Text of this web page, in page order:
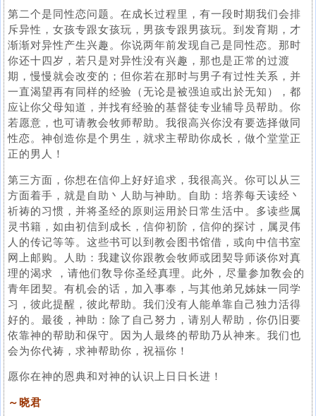
第二个是同性恋问题。在成长过程里，有一段时期我们会排
斥异性，女孩专跟女孩玩，男孩专跟男孩玩。到发育期，才
渐渐对异性产生兴趣。你说两年前发现自己是同性恋。那时
你还十四岁，若只是对异性没有兴趣，那也是正常的过渡
期，慢慢就会改变的；但你若在那时与男子有过性关系，并
一直渴望再有同样的经验（无论是被强迫或出於无知），都
应让你父母知道，并找有经验的基督徒专业辅导员帮助。你
若愿意，也可请教会牧师帮助。我很高兴你没有要选择做同
性恋。神创造你是个男生，就求主帮助你成长，做个堂堂正
正的男人！
第三方面，你想在信仰上好好追求，我很高兴。你可以从三
方面着手，就是自助丶人助与神助。自助：培养每天读经丶
祈祷的习惯，并将圣经的原则运用於日常生活中。多读些属
灵书籍，如由初信到成长，信仰初阶，信仰的探讨，属灵伟
人的传记等等。这些书可以到教会图书馆借，或向中信书室
网上邮购。人助：我建议你跟教会牧师或团契导师谈你对真
理的渴求 ，请他们敎导你圣经真理。此外，尽量参加敎会的
青年团契。有机会的话，加入事奉，与其他弟兄姊妹一同学
习，彼此提醒，彼此帮助。我们没有人能单靠自己独力活得
好的。最後，神助：除了自己努力，请别人帮助，你仍旧要
依靠神的帮助和保守。因为人最终的帮助乃从神来。我们也
会为你代祷，求神帮助你，祝福你！
愿你在神的恩典和对神的认识上日日长进！
～晓君